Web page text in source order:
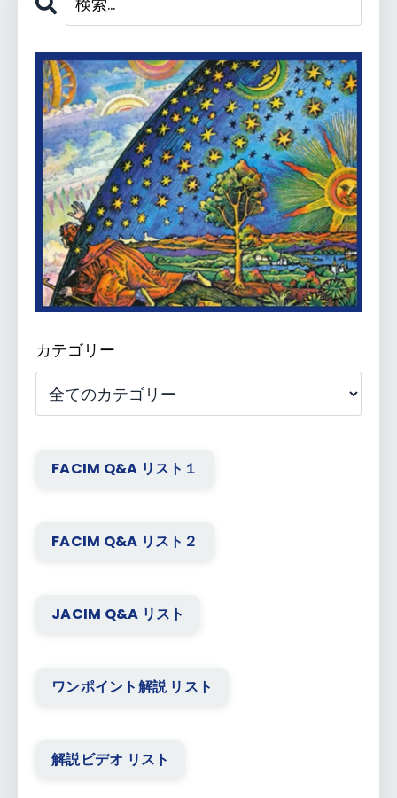
カテゴリー
FACIM Q&A リスト１
FACIM Q&A リスト２
JACIM Q&A リスト
ワンポイント解説 リスト
解説ビデオ リスト